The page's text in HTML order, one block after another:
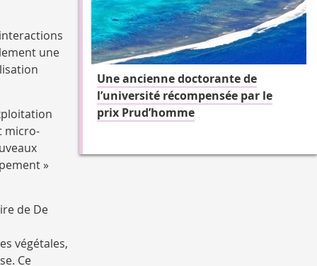
une
micro-
»
de De
végétales,
Ce
Une ancienne doctorante de
l’université récompensée par le
prix Prud’homme